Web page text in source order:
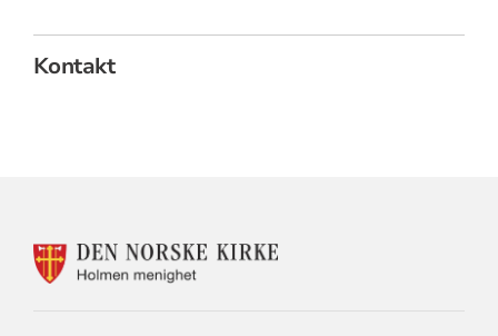
Kontakt
KONTAKTINFORMASJON